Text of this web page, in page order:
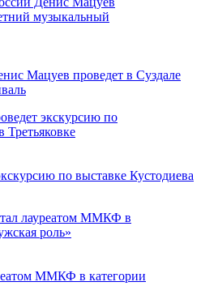
Мацуев проведет в Суздале
по выставке Кустодиева
ММКФ в категории